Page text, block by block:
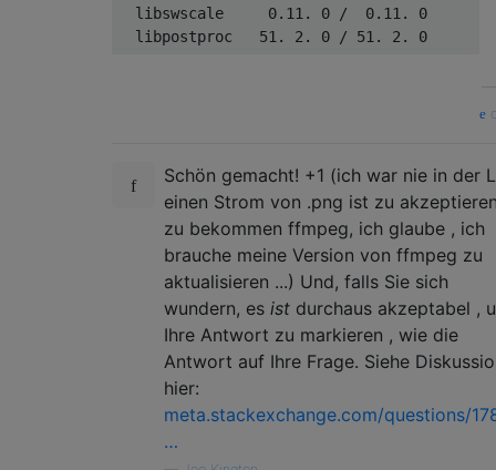
  libswscale
0.11 . 0 / 0.11 . 0
  libpostproc
51. 2. 0 / 51. 2. 0
Schön gemacht! +1 (ich war nie in der
einen Strom von .png ist zu
zu bekommen ffmpeg, ich glaube , ich
brauche meine Version von ffmpeg zu
aktualisieren ...) Und, falls Sie sich
wundern, es ist durchaus akzeptabel ,
Ihre Antwort zu markieren , wie die
Antwort auf Ihre Frage. Siehe
hier:
meta.stackexchange.com/questions/
…